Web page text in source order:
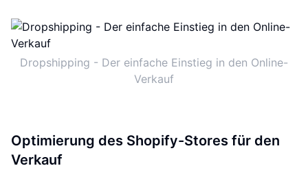
Dropshipping - Der einfache Einstieg in den Online-
Verkauf
Optimierung des Shopify-Stores für den
Verkauf